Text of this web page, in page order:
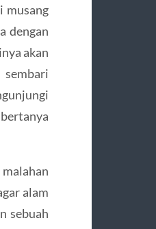
musang
dengan
akan
alam
sebuah